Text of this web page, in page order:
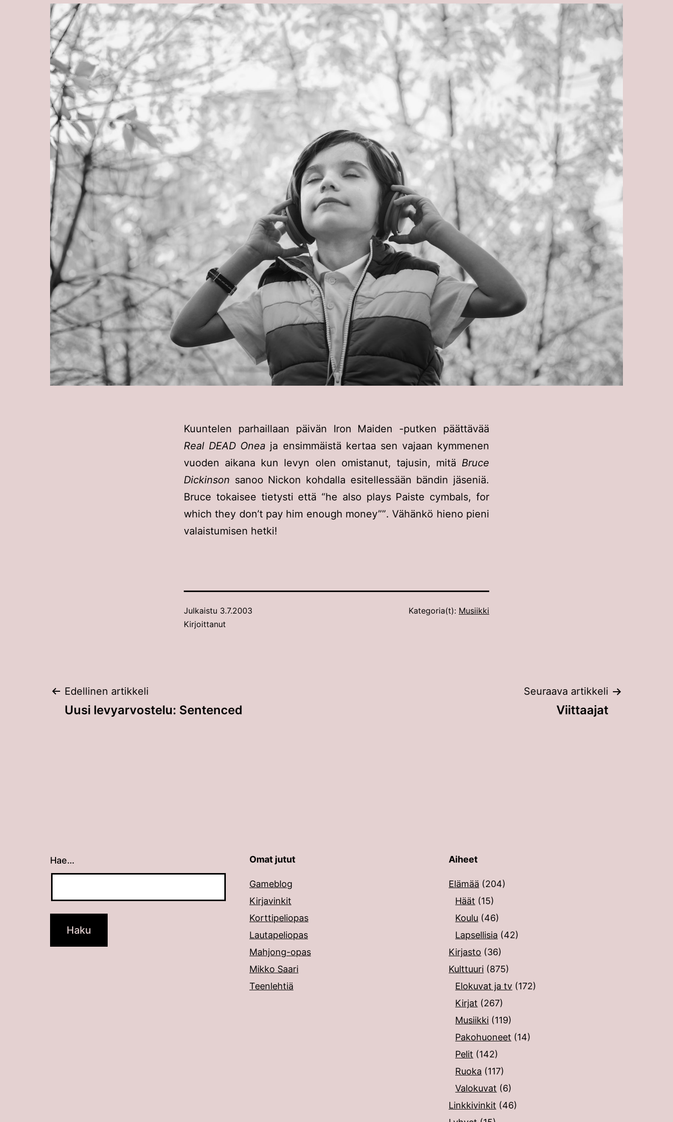
Kuuntelen parhaillaan päivän Iron Maiden -putken päättävää
Real DEAD Onea ja ensimmäistä kertaa sen vajaan kymmenen
vuoden aikana kun levyn olen omistanut, tajusin, mitä Bruce
Dickinson sanoo Nickon kohdalla esitellessään bändin jäseniä.
Bruce tokaisee tietysti että
he also plays Paiste cymbals, for
which they don’t pay him enough money” . Vähänkö hieno pieni
valaistumisen hetki!
Julkaistu 3.7.2003
Kirjoittanut
Kategoria(t): Musiikki
Artikkelien
Edellinen artikkeli
Uusi levyarvostelu: Sentenced
Seuraava artikkeli
Viittaajat
Hae…
Kun tuloksia tulee, voit selata niitä nuolinäppäimillä ylös ja alas ja siirtyä halutulle sivulle enterin painalluksella. Kosketusnäytöllisten laitteiden
Omat jutut
Gameblog
Kirjavinkit
Korttipeliopas
Lautapeliopas
Mahjong-opas
Mikko Saari
Teenlehtiä
Aiheet
Elämää (204)
Häät (15)
Koulu (46)
Lapsellisia (42)
Kirjasto (36)
Kulttuuri (875)
Elokuvat ja tv (172)
Kirjat (267)
Musiikki (119)
Pakohuoneet (14)
Pelit (142)
Ruoka (117)
Valokuvat (6)
Linkkivinkit (46)